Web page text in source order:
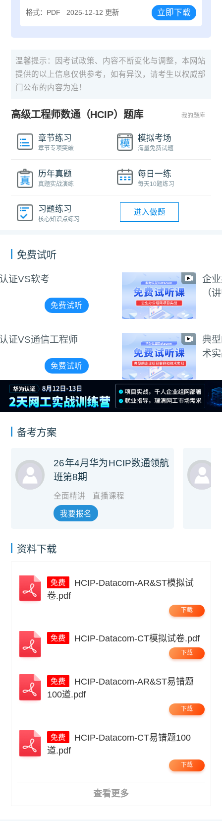
格式：PDF 2025-12-12 更新 立即下载
温馨提示：因考试政策、内容不断变化与调整，本网站
提供的以上信息仅供参考，如有异议，请考生以权威部
门公布的内容为准！
高级工程师数通（HCIP）题库 我的题库
章节练习
章节专项突破
模拟考场
海量免费试题
历年真题
真题实战演练
每日一练
每天10题练习
习题练习
核心知识点练习
进入做题
免费试听
企业办公组网项目实战
（讲师阳惠娇）
免费试听
典型的企业组网案例和技
术实战（讲师周航）
免费试听
备考方案
26年4月华为HCIP数通领航
班第8期
全面精讲 直播课程
我要报名
资料下载
卷.pdf
下载
HCIP-Datacom-CT模拟试卷.pdf
下载
100道.pdf
下载
道.pdf
下载
查看更多